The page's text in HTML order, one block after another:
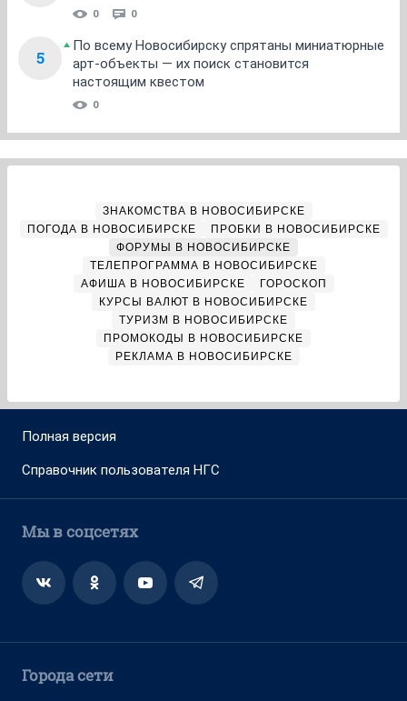
0 0
5
По всему Новосибирску спрятаны миниатюрные
арт-объекты — их поиск становится
настоящим квестом
0
ЗНАКОМСТВА В НОВОСИБИРСКЕ
ПОГОДА В НОВОСИБИРСКЕ
ПРОБКИ В НОВОСИБИРСКЕ
ФОРУМЫ В НОВОСИБИРСКЕ
ТЕЛЕПРОГРАММА В НОВОСИБИРСКЕ
АФИША В НОВОСИБИРСКЕ
ГОРОСКОП
КУРСЫ ВАЛЮТ В НОВОСИБИРСКЕ
ТУРИЗМ В НОВОСИБИРСКЕ
ПРОМОКОДЫ В НОВОСИБИРСКЕ
РЕКЛАМА В НОВОСИБИРСКЕ
Полная версия
Справочник пользователя НГС
Мы в соцсетях
Города сети